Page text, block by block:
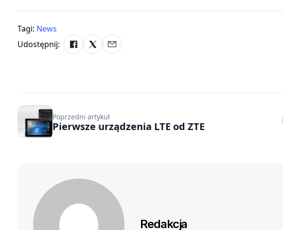
Tagi: News
Udostępnij:
Poprzedni artykuł
Pierwsze urządzenia LTE od ZTE
Redakcja